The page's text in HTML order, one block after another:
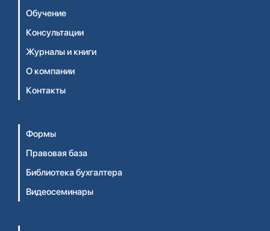
Обучение
Консультации
Журналы и книги
О компании
Контакты
Формы
Правовая база
Библиотека бухгалтера
Видеосеминары